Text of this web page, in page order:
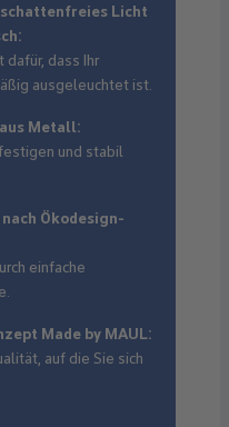
Licht
dass Ihr
ausgeleuchtet ist.
Metall:
und stabil
Ökodesign-
einfache
Made by MAUL:
auf die Sie sich